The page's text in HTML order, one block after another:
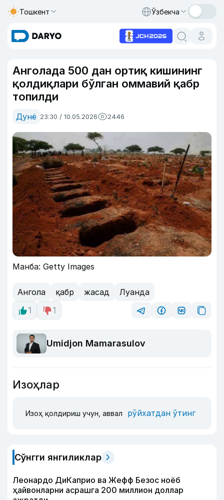
Тошкент Ўзбекча
Анголада 500 дан ортиқ кишининг
қолдиқлари бўлган оммавий қабр
топилди
Дунё 23:30 / 10.05.2026 2446
Манба: Getty Images
Ангола қабр жасад
Луанда
1
1
Umidjon Mamarasulov
Изоҳлар
Изоҳ қолдириш учун, аввал рўйхатдан ўтинг
Сўнгги янгиликлар
Леонардо ДиКаприо ва Жефф Безос ноёб
ҳайвонларни асрашга 200 миллион доллар